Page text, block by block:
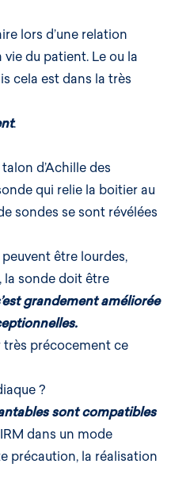
lors d’une relation
du patient. Le ou la
cela est dans la très
.
d’Achille des
qui relie la boitier au
sondes se sont révélées
être lourdes,
la sonde doit être
grandement améliorée
précocement ce
?
sont compatibles
dans un mode
précaution, la réalisation